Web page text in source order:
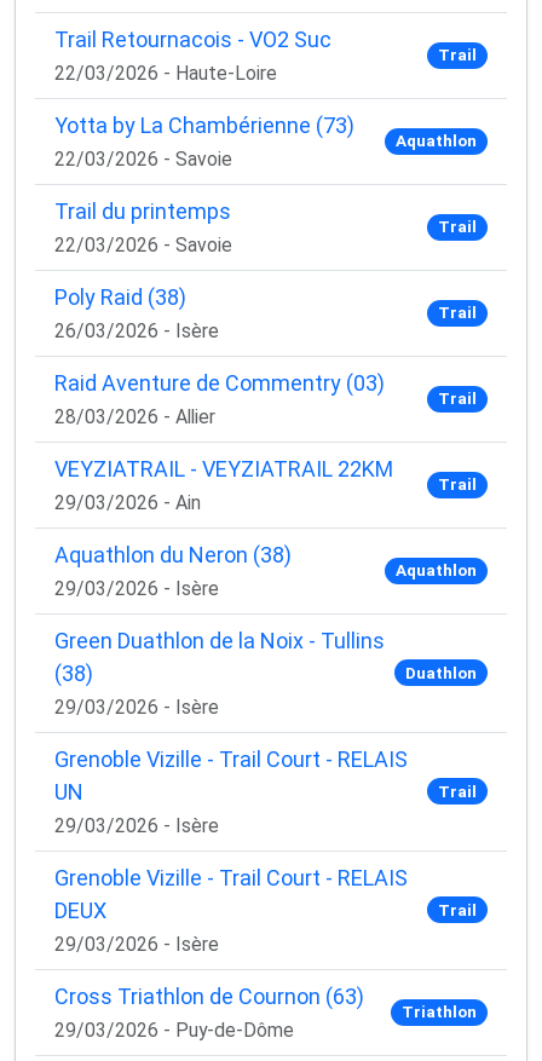
Trail Retournacois - VO2 Suc
22/03/2026 - Haute-Loire
Trail
Yotta by La Chambérienne (73)
22/03/2026 - Savoie
Aquathlon
Trail du printemps
22/03/2026 - Savoie
Trail
Poly Raid (38)
26/03/2026 - Isère
Trail
Raid Aventure de Commentry (03)
28/03/2026 - Allier
Trail
VEYZIATRAIL - VEYZIATRAIL 22KM
29/03/2026 - Ain
Trail
Aquathlon du Neron (38)
29/03/2026 - Isère
Aquathlon
Green Duathlon de la Noix - Tullins
(38)
29/03/2026 - Isère
Duathlon
Grenoble Vizille - Trail Court - RELAIS
UN
29/03/2026 - Isère
Trail
Grenoble Vizille - Trail Court - RELAIS
DEUX
29/03/2026 - Isère
Trail
Cross Triathlon de Cournon (63)
29/03/2026 - Puy-de-Dôme
Triathlon